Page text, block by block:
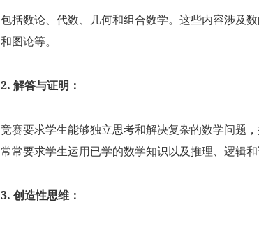
包括数论、代数、几何和组合数学。这些内容涉及
和图论等。
2. 解答与证明：
竞赛要求学生能够独立思考和解决复杂的数学问题
常常要求学生运用已学的数学知识以及推理、逻辑和
3. 创造性思维：